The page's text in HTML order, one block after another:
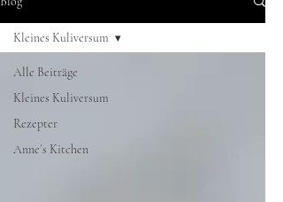
Alle Beiträge
Kleines Kuliversum
Rezepter
Anne´s Kitchen
Kleines Kuliversum